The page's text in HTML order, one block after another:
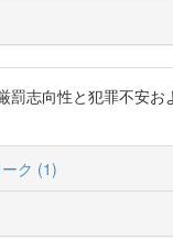
志向性と犯罪不安
ク (1)